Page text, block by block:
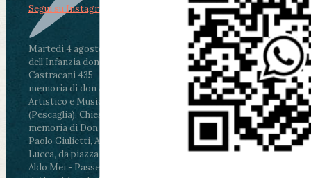
Martedì 4 agosto2026
ore 11:30 - Lucca, Scuola
dell’Infanzia don Aldo Mei - Viale Castruccio
Castracani 435 - Inaugurazione murales in
memoria di don Aldo Mei curato dal Liceo
Artistico e Musicale “Passaglia”
ore 18 - Fiano
(Pescaglia), Chiesa parrocchiale - Messa in
memoria di Don Aldo Mei celebrata da mons.
Paolo Giulietti, Arcivescovo di Lucca
ore 20.30 -
Lucca, da piazza San Michele al Cippo di don
Aldo Mei - Passeggiata della Memoria in alcuni
Segui su Instagram